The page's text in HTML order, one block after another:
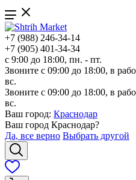
+7 (988) 246-34-14
+7 (905) 401-34-34
с 9:00 до 18:00, пн. - пт.
Звоните с 09:00 до 18:00, в
вс.
Звоните с 09:00 до 18:00, в
вс.
Ваш город: Краснодар
Ваш город Краснодар?
Да, все верно Выбрать другой